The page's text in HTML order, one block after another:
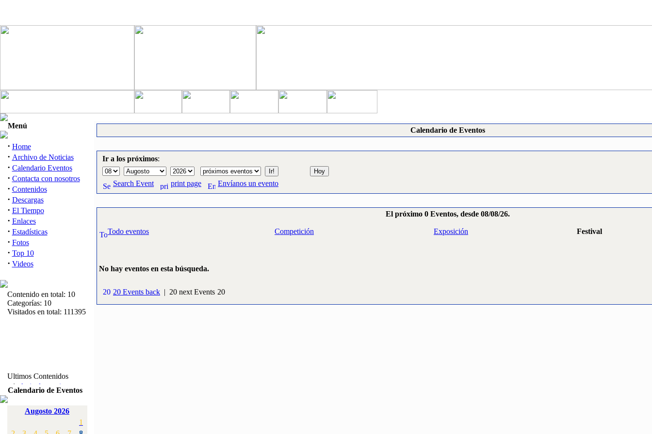
Menú
· Home
· Archivo de Noticias
· Calendario Eventos
· Contacta con nosotros
· Contenidos
· Descargas
· El Tiempo
· Enlaces
· Estadísticas
· Fotos
· Top 10
· Videos
Contenido en total: 10
Categorías: 10
Visitados en total: 111395
Ultimos Contenidos
1:
Articulos varios
[Visitas: 5713]
Campeonato de
[Visitas: 4136]
Calendario de Eventos
Augosto 2026
1
Calendario de Eventos
Ir a los próximos:
Search Event print page Envíanos un evento
El próximo 0 Eventos, desde 08/08/26.
Todo eventos Competición Exposición Festival
No hay eventos en esta búsqueda.
20 Events back | 20 next Events